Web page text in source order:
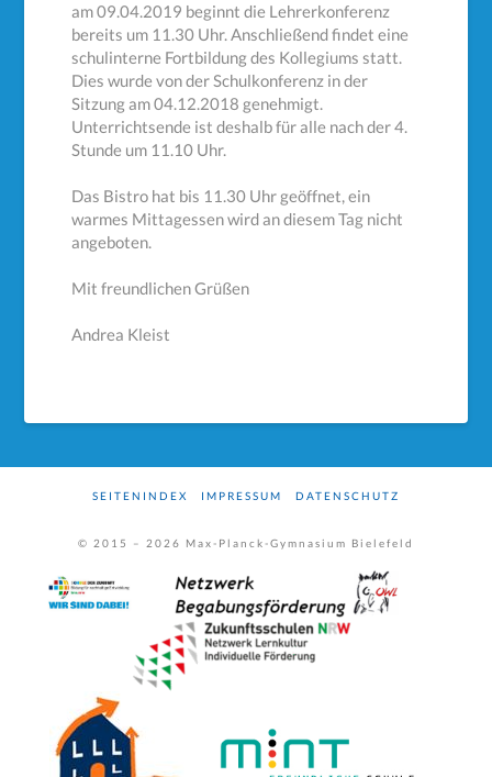
am 09.04.2019 beginnt die Lehrerkonferenz
bereits um 11.30 Uhr. Anschließend findet eine
schulinterne Fortbildung des Kollegiums statt.
Dies wurde von der Schulkonferenz in der
Sitzung am 04.12.2018 genehmigt.
Unterrichtsende ist deshalb für alle nach der 4.
Stunde um 11.10 Uhr.
Das Bistro hat bis 11.30 Uhr geöffnet, ein
warmes Mittagessen wird an diesem Tag nicht
angeboten.
Mit freundlichen Grüßen
Andrea Kleist
SEITENINDEX IMPRESSUM DATENSCHUTZ
© 2015 – 2026 Max-Planck-Gymnasium Bielefeld